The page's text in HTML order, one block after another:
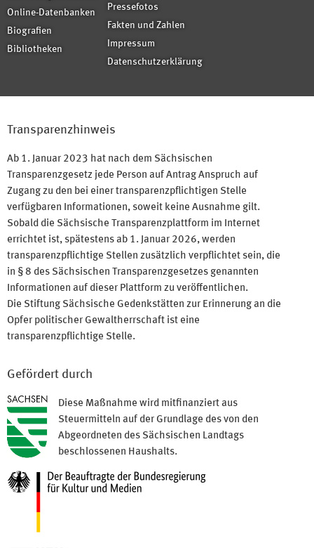
Online-Datenbanken
Biografien
Bibliotheken
Pressefotos
Fakten und Zahlen
Impressum
Datenschutzerklärung
Transparenzhinweis
Ab 1. Januar 2023 hat nach dem Sächsischen
Transparenzgesetz jede Person auf Antrag Anspruch auf
Zugang zu den bei einer transparenzpflichtigen Stelle
verfügbaren Informationen, soweit keine Ausnahme gilt.
Sobald die Sächsische Transparenzplattform im Internet
errichtet ist, spätestens ab 1. Januar 2026, werden
transparenzpflichtige Stellen zusätzlich verpflichtet sein, die
in § 8 des Sächsischen Transparenzgesetzes genannten
Informationen auf dieser Plattform zu veröffentlichen.
Die Stiftung Sächsische Gedenkstätten zur Erinnerung an die
Opfer politischer Gewaltherrschaft ist eine
transparenzpflichtige Stelle.
Gefördert durch
Diese Maßnahme wird mitfinanziert aus
Steuermitteln auf der Grundlage des von den
Abgeordneten des Sächsischen Landtags
beschlossenen Haushalts.